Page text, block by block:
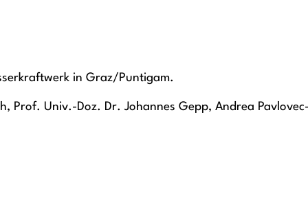
in Graz/Puntigam.
Prof. Univ.-Doz. Dr. Johannes Gepp, Andrea